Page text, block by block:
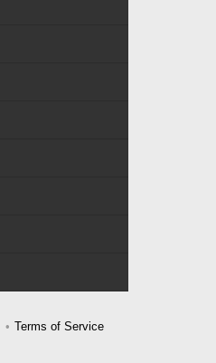
Terms of Service